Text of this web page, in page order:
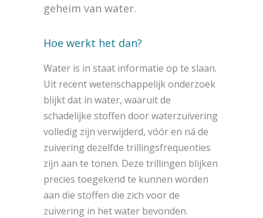
geheim van water.
Hoe werkt het dan?
Water is in staat informatie op te slaan.
Uit recent wetenschappelijk onderzoek
blijkt dat in water, waaruit de
schadelijke stoffen door waterzuivering
volledig zijn verwijderd, vóór en ná de
zuivering dezelfde trillingsfrequenties
zijn aan te tonen. Deze trillingen blijken
precies toegekend te kunnen worden
aan die stoffen die zich voor de
zuivering in het water bevonden.